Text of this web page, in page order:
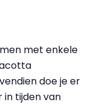
met enkele
doe je er
in tijden van